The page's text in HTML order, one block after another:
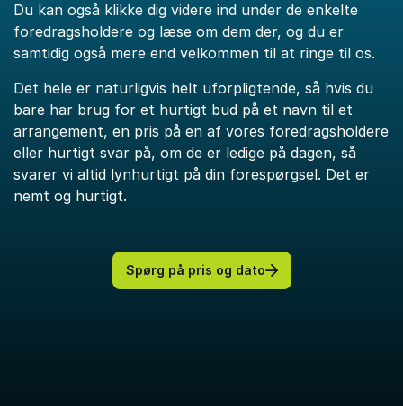
Du kan også klikke dig videre ind under de enkelte
foredragsholdere og læse om dem der, og du er
samtidig også mere end velkommen til at ringe til os.
Det hele er naturligvis helt uforpligtende, så hvis du
bare har brug for et hurtigt bud på et navn til et
arrangement, en pris på en af vores foredragsholdere
eller hurtigt svar på, om de er ledige på dagen, så
svarer vi altid lynhurtigt på din forespørgsel. Det er
nemt og hurtigt.
Spørg på pris og dato